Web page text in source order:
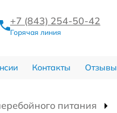
+7 (843) 254-50-42
Горячая линия
Контакты Отзывы
питания